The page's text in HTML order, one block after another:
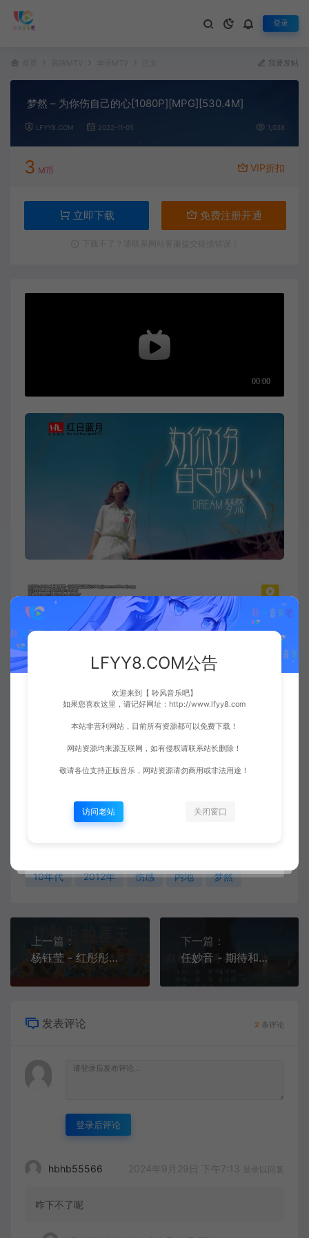
登录
我要发帖
梦然 – 为你伤自己的心[1080P][MPG][530.4M]
LFYY8.COM 2022-11-05 1,038
3 M币 VIP折扣
立即下载 免费注册开通
10年代 2012年 伤感 内地 梦然
上一篇：
杨钰莹 - 红彤彤的春天[KTV][VOB][200.9M]
下一篇：
任妙音 - 期待和你再相遇[1080P][KTV][MPG][624M]
发表评论 2 条评论
登录后评论
hbhb55566 2024年9月29日 下午7:13 登录以回复
咋下不了呢
LFYY8.COM公告
欢迎来到【 聆风音乐吧】
如果您喜欢这里，请记好网址：http://www.lfyy8.com
本站非营利网站，目前所有资源都可以免费下载！
网站资源均来源互联网，如有侵权请联系站长删除！
敬请各位支持正版音乐，网站资源请勿商用或非法用途！
访问老站 关闭窗口